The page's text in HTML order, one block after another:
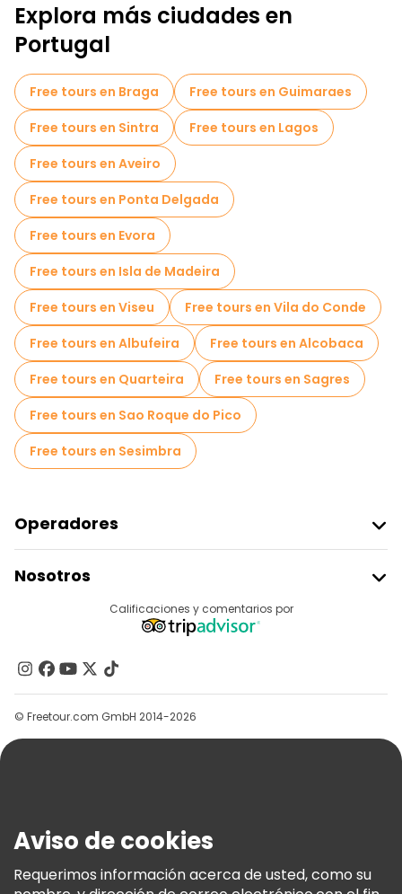
Tours de Pub Crawl en Lisboa
Tours autoguiados en Lisboa
Juegos de escape en Lisboa
Tours fotográficos en Lisboa
Tickets de entrada en Lisboa
Cruceros en Lisboa
Free Tour Leyendas y Misterios de Lisboa
Museos en Lisboa
Free tour por el casco antiguo en Lisboa
Tours mercados en Lisboa
Tours de degustación locales en Lisboa
Free tours de un día en Lisboa
Free tours nocturnos a pie en Lisboa
Tours gastronómicos en Lisboa
Free tours cerca Commerce Square
Free tours cerca Lisbon Cathedral
Explora más ciudades en
Portugal
Free tours en Braga
Free tours en Guimaraes
Free tours en Sintra
Free tours en Lagos
Free tours en Aveiro
Free tours en Ponta Delgada
Free tours en Evora
Free tours en Isla de Madeira
Free tours en Viseu
Free tours en Vila do Conde
Free tours en Albufeira
Free tours en Alcobaca
Free tours en Quarteira
Free tours en Sagres
Free tours en Sao Roque do Pico
Free tours en Sesimbra
Operadores
Acceder Como Proveedor
Programa De Afiliados
Nosotros
Contacto
Grupos
Ayuda
Términos E Información Legal
Política De Cookies
Calificaciones y comentarios por
© Freetour.com GmbH 2014-2026
Aviso de cookies
Requerimos información acerca de usted, como su